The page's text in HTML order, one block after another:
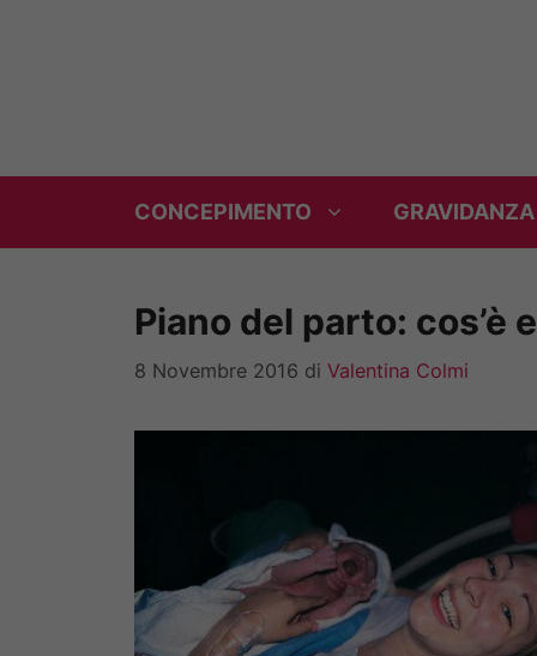
CONCEPIMENTO GRAVIDANZA
Piano del parto: cos’è
8 Novembre 2016 di Valentina Colmi